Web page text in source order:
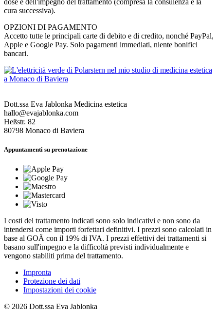
dose e dell'impegno del trattamento (compresa la consulenza e la
cura successiva).
OPZIONI DI PAGAMENTO
Accetto tutte le principali carte di debito e di credito, nonché PayPal,
Apple e Google Pay. Solo pagamenti immediati, niente bonifici
bancari.
Dott.ssa Eva Jablonka Medicina estetica
hallo@evajablonka.com
Heßstr. 82
80798 Monaco di Baviera
Appuntamenti su prenotazione
I costi del trattamento indicati sono solo indicativi e non sono da
intendersi come importi forfettari definitivi. I prezzi sono calcolati in
base al GOÄ con il 19% di IVA. I prezzi effettivi dei trattamenti si
basano sull'impegno e la difficoltà previsti individualmente e
vengono stabiliti prima del trattamento.
Impronta
Protezione dei dati
Impostazioni dei cookie
© 2026 Dott.ssa Eva Jablonka